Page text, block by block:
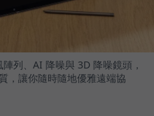
列、AI 降噪與 3D 降噪鏡頭，
，讓你隨時隨地優雅遠端協